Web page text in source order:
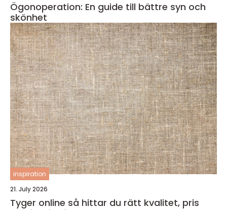
Ögonoperation: En guide till bättre syn och
skönhet
inspiration
21. July 2026
Tyger online så hittar du rätt kvalitet, pris